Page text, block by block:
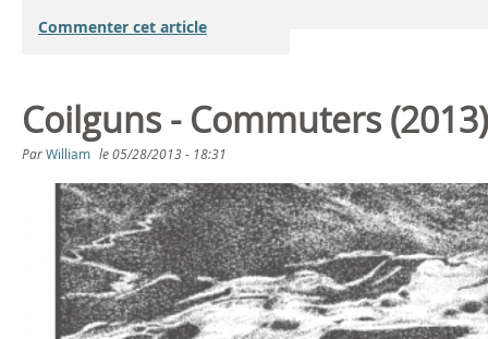
Commenter cet article
Coilguns - Commuters (2013)
ParWilliam le05/28/2013 - 18:31